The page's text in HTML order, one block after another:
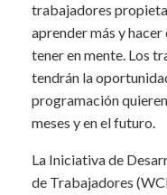
trabajadores
aprender más y
tener en mente. Los
tendrán la
programación
meses y en el futuro.
La Iniciativa de
de Trabajadores